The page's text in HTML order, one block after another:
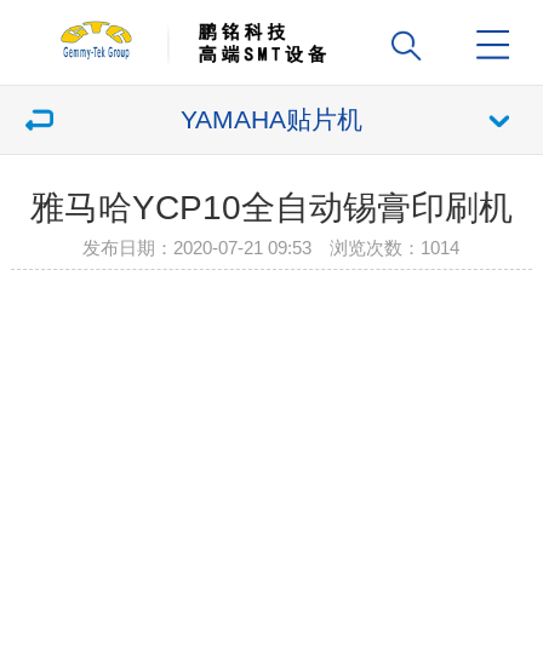
YAMAHA贴片机
雅马哈YCP10全自动锡膏印刷机
发布日期：2020-07-21 09:53 浏览次数： 1014